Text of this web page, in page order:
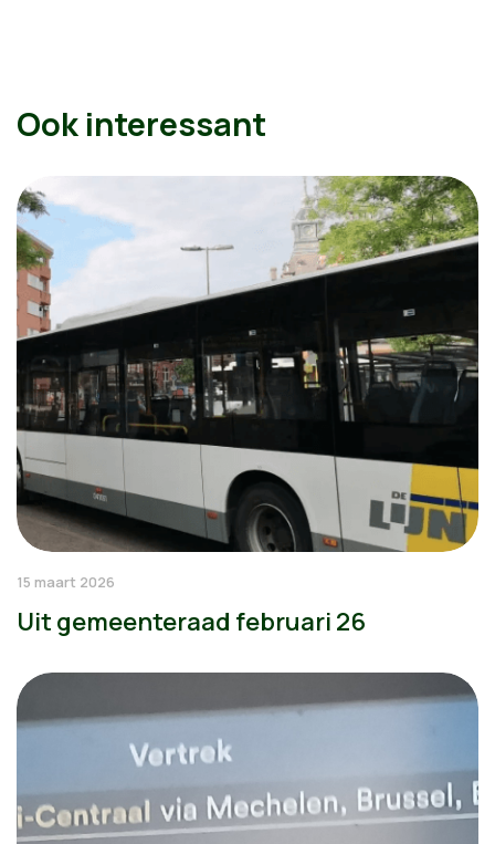
Ook interessant
15 maart 2026
Uit gemeenteraad februari 26